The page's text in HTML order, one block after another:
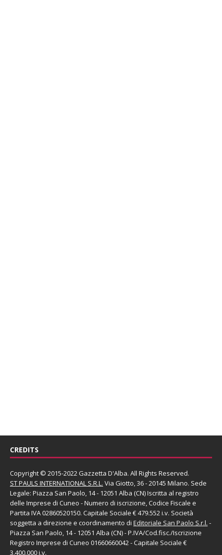
CREDITS
Copyright © 2015-2022 Gazzetta D'Alba. All Rights Reserved.
ST PAULS INTERNATIONAL S.R.L. Via Giotto, 36 - 20145 Milano. Sede
Legale: Piazza San Paolo, 14 - 12051 Alba (CN) Iscritta al registro
delle Imprese di Cuneo - Numero di iscrizione, Codice Fiscale e
Partita IVA 02860520150. Capitale Sociale € 479.552 i.v. Società
soggetta a direzione e coordinamento di Editoriale San Paolo S.r.l. -
Piazza San Paolo, 14 - 12051 Alba (CN) - P.IVA/Cod.fisc./Iscrizione
Registro Imprese di Cuneo 01660660042 - Capitale Sociale €
3.400.000 i.v.